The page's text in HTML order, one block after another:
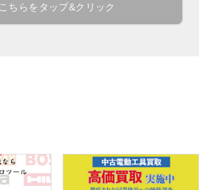
こちらをタップ&クリック